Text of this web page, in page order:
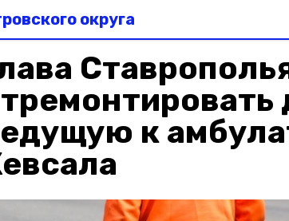
округа
к